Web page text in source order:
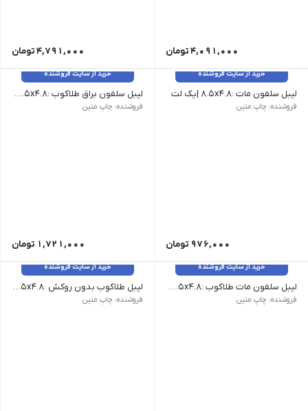
4,091,000تومان 4,791,000تومان
خرید از سایت فروشنده
لیبل سلفون مات :۸.۵x۴.۸ |یک لت
سایز 8 روزکاری | ۸.۵x۴.۸ |یک لت 365,000 | ۸.۵x۹.۶ |دو لت 730,000 | ۴.۸x۱۷ |دو لت 730,000 | ۸.۵x۱۴.۴ |سه لت 1,095,000 | ۱۷x۹.۶ |چهار لت 1,460,000 | سایز A6 ۱۰.۵x۱۴.۴ 1,825,000 | سایز A5 ۱۴.۴x۲۰ 2,920,000 | سایز A4 ۲۰x۲۸.۸ 5,475,000 | سایز A3 ۲۸.۸x۴۲ 11,315,000
فروشنده: چاپ متین
976,000 تومان
خرید از سایت فروشنده
لیبل سلفون براق طلاکوب :۸.۵x۴.۸ |یک لت
فروشنده: چاپ متین
1,721,000 تومان
خرید از سایت فروشنده
لیبل سلفون مات طلاکوب :۸.۵x۴.۸ |یک لت ۸.۵x۴.۸ |یک لت 1,657,000 ۸.۵x۹.۶ |دو لت 3,314,000 ۴.۸x۱۷ |دو لت 3,314,000 ۸.۵x۱۴.۴ |سه لت 4,971,000 ۱۷x۹.۶ |چهار لت 6,628,000 سایز A6 ۱۰.۵x۱۴.۴ 8,285,000 سایز A5 ۱۴.۴x۲۰ 13,256,000 سایز A4 ۲۰x۲۸.۸ 24,855,000 سایز A3 ۲۸.۸x۴۲ 51,367,000
فروشنده: چاپ متین
خرید از سایت فروشنده
لیبل طلاکوب بدون روکش :۸.۵x۴.۸ |یک لت ۸.۵x۴.۸ |یک لت 1,581,000 ۸.۵x۹.۶ |دو لت 3,162,000 ۴.۸x۱۷ |دو لت 3,162,000 ۸.۵x۱۴.۴ |سه لت 4,743,000 ۱۷x۹.۶ |چهار لت 6,324,000 سایز A6 ۱۰.۵x۱۴.۴ 7,905,000 سایز A5 ۱۴.۴x۲۰ 12,648,000 سایز A4 ۲۰x۲۸.۸ 23,715,000 سایز A3 ۲۸.۸x۴۲ 49,011,000
فروشنده: چاپ متین